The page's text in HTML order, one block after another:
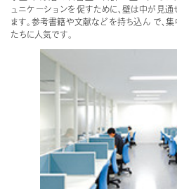
ュニケーションを促すために、壁は中が見
ます。参考書籍や文献などを持ち込ん で、
たちに人気です。